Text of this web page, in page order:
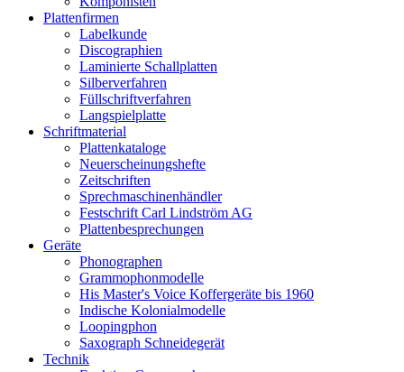
Plattenfirmen
Labelkunde
Discographien
Laminierte Schallplatten
Silberverfahren
Füllschriftverfahren
Langspielplatte
Schriftmaterial
Plattenkataloge
Neuerscheinungshefte
Zeitschriften
Sprechmaschinenhändler
Festschrift Carl Lindström AG
Plattenbesprechungen
Geräte
Phonographen
Grammophonmodelle
His Master's Voice Koffergeräte bis 1960
Indische Kolonialmodelle
Loopingphon
Saxograph Schneidegerät
Technik